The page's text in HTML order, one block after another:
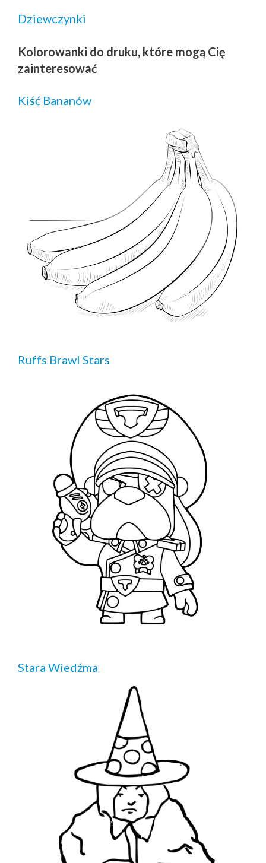
Dziewczynki
Kolorowanki do druku, które mogą Cię
zainteresować
Kiść Bananów
Ruffs Brawl Stars
Stara Wiedźma